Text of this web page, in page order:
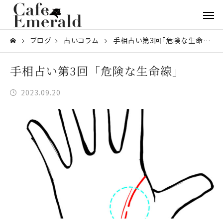
ブログ 占いコラム 手相占い第3回「危険な生命線」
手相占い第3回「危険な生命線」
2023.09.20